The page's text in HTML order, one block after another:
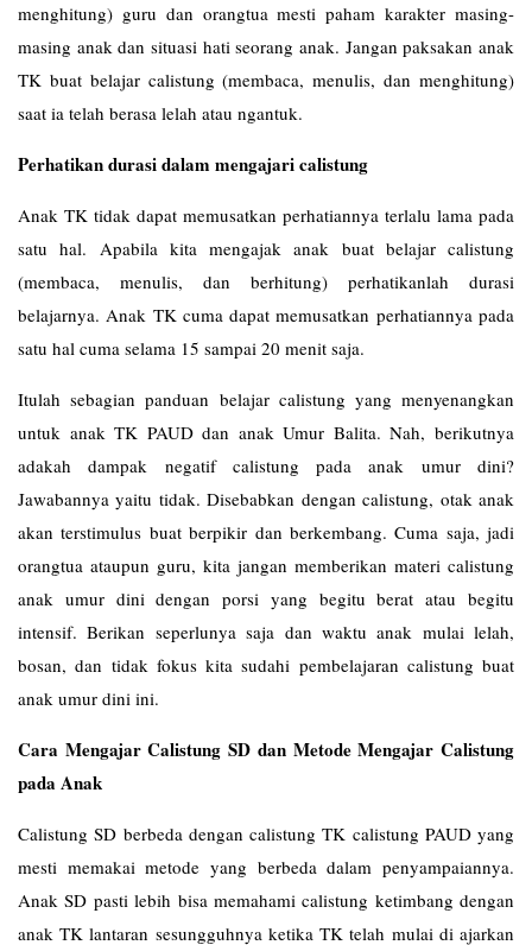
menghitung) guru dan orangtua mesti paham karakter masing-
masing anak dan situasi hati seorang anak. Jangan paksakan anak
TK buat belajar calistung (membaca, menulis, dan menghitung)
saat ia telah berasa lelah atau ngantuk.
Perhatikan durasi dalam mengajari calistung
Anak TK tidak dapat memusatkan perhatiannya terlalu lama pada
satu hal. Apabila kita mengajak anak buat belajar calistung
(membaca, menulis, dan berhitung) perhatikanlah durasi
belajarnya. Anak TK cuma dapat memusatkan perhatiannya pada
satu hal cuma selama 15 sampai 20 menit saja.
Itulah sebagian panduan belajar calistung yang menyenangkan
untuk anak TK PAUD dan anak Umur Balita. Nah, berikutnya
adakah dampak negatif calistung pada anak umur dini?
Jawabannya yaitu tidak. Disebabkan dengan calistung, otak anak
akan terstimulus buat berpikir dan berkembang. Cuma saja, jadi
orangtua ataupun guru, kita jangan memberikan materi calistung
anak umur dini dengan porsi yang begitu berat atau begitu
intensif. Berikan seperlunya saja dan waktu anak mulai lelah,
bosan, dan tidak fokus kita sudahi pembelajaran calistung buat
anak umur dini ini.
Cara Mengajar Calistung SD dan Metode Mengajar Calistung
pada Anak
Calistung SD berbeda dengan calistung TK calistung PAUD yang
mesti memakai metode yang berbeda dalam penyampaiannya.
Anak SD pasti lebih bisa memahami calistung ketimbang dengan
anak TK lantaran sesungguhnya ketika TK telah mulai di ajarkan